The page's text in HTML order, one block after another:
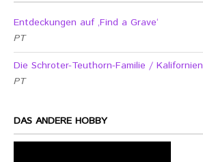
Entdeckungen auf ‚Find a Grave‘
PT
Die Schroter-Teuthorn-Familie / Kalifornien
PT
DAS ANDERE HOBBY